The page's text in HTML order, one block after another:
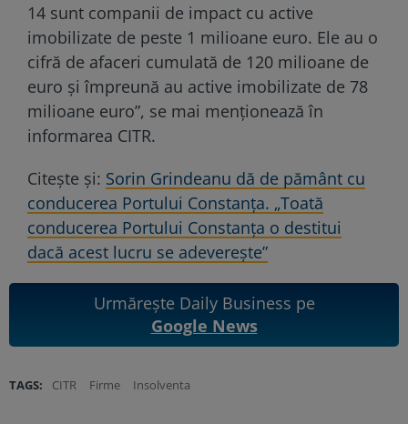
14 sunt companii de impact cu active
imobilizate de peste 1 milioane euro. Ele au o
cifră de afaceri cumulată de 120 milioane de
euro şi împreună au active imobilizate de 78
milioane euro”, se mai menționează în
informarea CITR.
Citește și: Sorin Grindeanu dă de pământ cu
conducerea Portului Constanța. „Toată
conducerea Portului Constanța o destitui
dacă acest lucru se adeverește”
Urmărește Daily Business pe
Google News
TAGS: CITR Firme Insolventa